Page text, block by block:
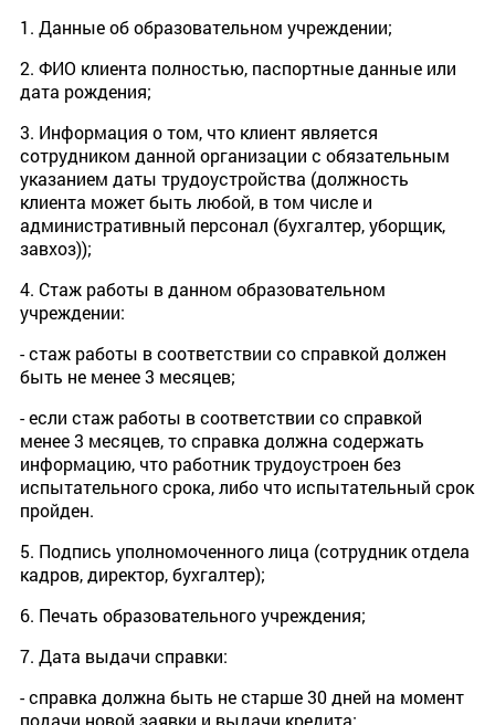
1. Данные об образовательном учреждении;
2. ФИО клиента полностью, паспортные данные или
дата рождения;
3. Информация о том, что клиент является
сотрудником данной организации с обязательным
указанием даты трудоустройства (должность
клиента может быть любой, в том числе и
административный персонал (бухгалтер, уборщик,
завхоз));
4. Стаж работы в данном образовательном
учреждении:
- стаж работы в соответствии со справкой должен
быть не менее 3 месяцев;
- если стаж работы в соответствии со справкой
менее 3 месяцев, то справка должна содержать
информацию, что работник трудоустроен без
испытательного срока, либо что испытательный срок
пройден.
5. Подпись уполномоченного лица (сотрудник отдела
кадров, директор, бухгалтер);
6. Печать образовательного учреждения;
7. Дата выдачи справки:
- справка должна быть не старше 30 дней на момент
подачи новой заявки и выдачи кредита;